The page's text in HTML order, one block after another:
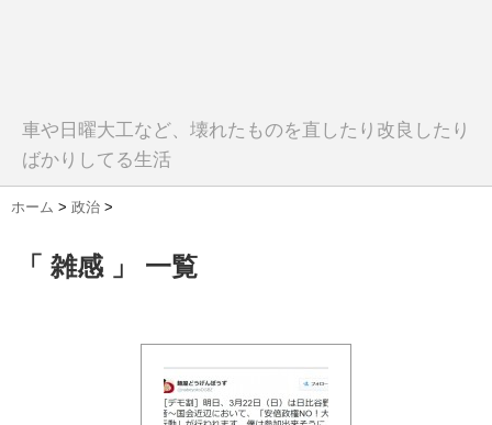
車や日曜大工など、壊れたものを直したり改良したり
ばかりしてる生活
ホーム > 政治 >
「 雑感 」 一覧